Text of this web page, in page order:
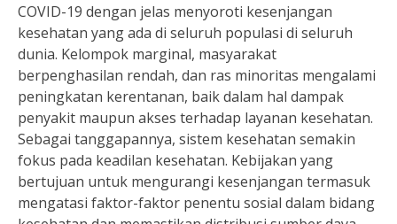
COVID-19 dengan jelas menyoroti kesenjangan
kesehatan yang ada di seluruh populasi di seluruh
dunia. Kelompok marginal, masyarakat
berpenghasilan rendah, dan ras minoritas mengalami
peningkatan kerentanan, baik dalam hal dampak
penyakit maupun akses terhadap layanan kesehatan.
Sebagai tanggapannya, sistem kesehatan semakin
fokus pada keadilan kesehatan. Kebijakan yang
bertujuan untuk mengurangi kesenjangan termasuk
mengatasi faktor-faktor penentu sosial dalam bidang